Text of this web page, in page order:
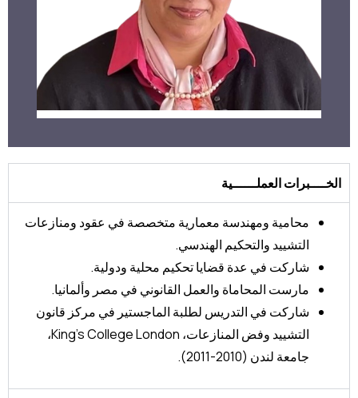
الخــــبرات العملــــــية
محامية ومهندسة معمارية متخصصة في عقود ومنازعات
التشييد والتحكيم الهندسي.
شاركت في عدة قضايا تحكيم محلية ودولية.
مارست المحاماة والعمل القانوني في مصر وألمانيا.
شاركت في التدريس لطلبة الماجستير في مركز قانون
التشييد وفض المنازعات، King’s College London،
جامعة لندن (2010-2011).